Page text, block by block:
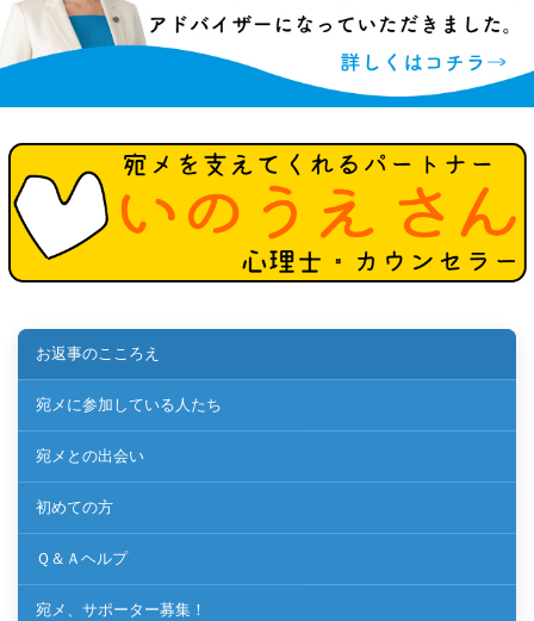
お返事のこころえ
宛メに参加している人たち
宛メとの出会い
初めての方
Ｑ＆Ａヘルプ
宛メ、サポーター募集！